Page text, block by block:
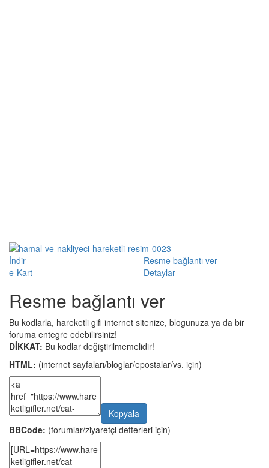
İndir
Resme bağlantı ver
e-Kart
Detaylar
Resme bağlantı ver
Bu kodlarla, hareketli gifi internet sitenize, blogunuza ya da bir
foruma entegre edebilirsiniz!
DİKKAT: Bu kodlar değiştirilmemelidir!
HTML: (internet sayfaları/bloglar/epostalar/vs. için)
Kopyala
BBCode: (forumlar/ziyaretçi defterleri için)